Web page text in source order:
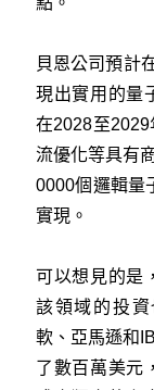
貝恩公司預計
現出實用的量
在2028至
流優化等具有
0000個邏輯量
實現。
可以想見的是
該領域的投
軟、亞馬遜和
了數百萬美元